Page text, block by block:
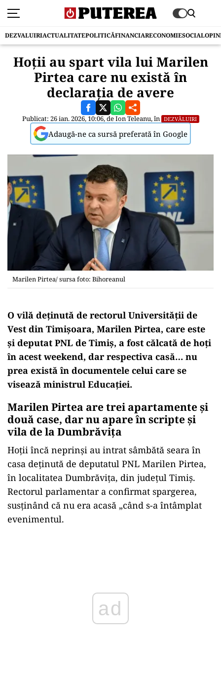
DEZVALUIRIACTUALITATEPOLITICĂFINANCIARECONOMIESOCIAL
Hoții au spart vila lui Marilen
Pirtea care nu există în
declarația de avere
Publicat: 26 ian. 2026, 10:06, deIon Teleanu, în DEZVĂLUIRI
Adaugă-ne ca sursă preferată în Google
Marilen Pirtea/ sursa foto: Bihoreanul
O vilă deținută de rectorul Universității de
Vest din Timișoara, Marilen Pirtea, care este
și deputat PNL de Timiș, a fost călcată de hoți
în acest weekend, dar respectiva casă… nu
prea există în documentele celui care se
visează ministrul Educației.
Marilen Pirtea are trei apartamente și
două case, dar nu apare în scripte și
vila de la Dumbrăvița
Hoții încă neprinși au intrat sâmbătă seara în
casa deținută de deputatul PNL Marilen Pirtea,
în localitatea Dumbrăvița, din județul Timiș.
Rectorul parlamentar a confirmat spargerea,
susținând că nu era acasă „când s-a întâmplat
evenimentul.